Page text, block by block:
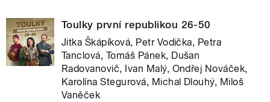
Toulky první republikou 26-50
Jitka Škápíková, Petr Vodička, Petra
Tanclová, Tomáš Pánek, Dušan
Radovanovič, Ivan Malý, Ondřej Nováček,
Karolína Stegurová, Michal Dlouhý, Miloš
Vaněček